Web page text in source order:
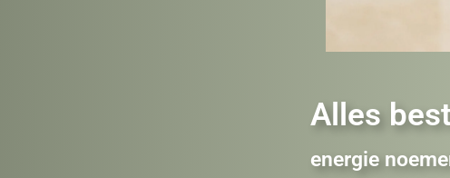
Alles
energie